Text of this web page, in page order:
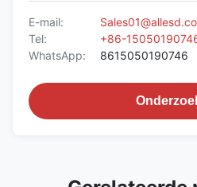
E-mail:
Tel:
+86-
WhatsApp:
8615050190746